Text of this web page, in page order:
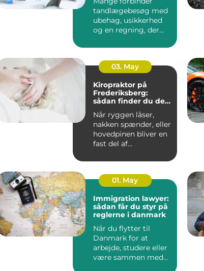
tandlægebesøg med
ubehag, usikkerhed
og en regning, der
budgettet. S...
03. May
Kiropraktor på
Frederiksberg:
sådan finder du den
Når ryggen låser,
nakken spænder, eller
hovedpinen bliver en
fast del af
01. May
Immigration lawyer:
sådan får du styr på
reglerne i danmark
Når du flytter til
Danmark for at
arbejde, studere eller
være sammen med